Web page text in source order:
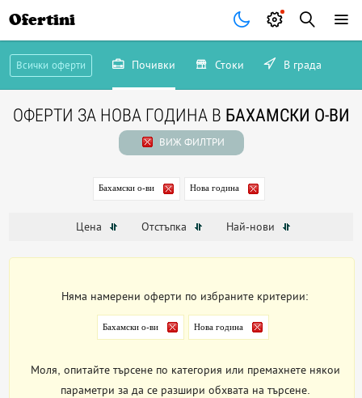
Ofertini
Всички оферти Почивки Стоки В града
ОФЕРТИ ЗА НОВА ГОДИНА В БАХАМСКИ О-ВИ
ВИЖ ФИЛТРИ
Бахамски о-ви Нова година
Цена Отстъпка Най-нови
Няма намерени оферти по избраните критерии:
Бахамски о-ви Нова година
Моля, опитайте търсене по категория или премахнете някои
параметри за да се разшири обхвата на търсене.